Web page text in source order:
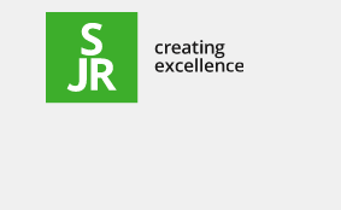
Hoppa till innehåll